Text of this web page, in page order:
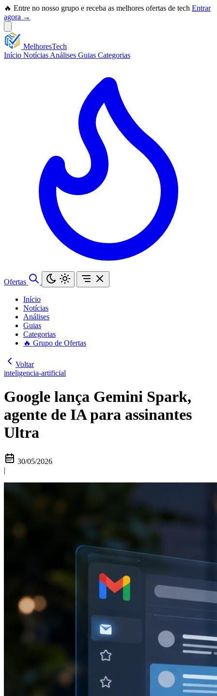
🔥 Entre no nosso grupo e receba as melhores ofertas de tech Entrar
agora →
MelhoresTech
Início Notícias Análises Guias Categorias
Ofertas
Início
Notícias
Análises
Guias
Categorias
🔥 Grupo de Ofertas
Voltar
inteligencia-artificial
Google lança Gemini Spark,
agente de IA para assinantes
Ultra
30/05/2026
|